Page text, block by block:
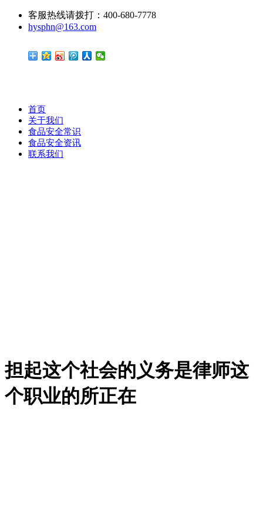
客服热线请拨打：400-680-7778
hysphn@163.com
首页
关于我们
食品安全常识
食品安全资讯
联系我们
担起这个社会的义务是律师这
个职业的所正在